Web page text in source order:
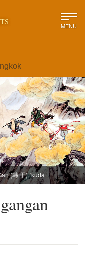
MENU
(韩 干), 'kuda
Putih yang